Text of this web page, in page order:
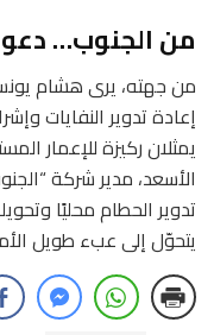
من الجنوب…
من جهته، يرى هشام
إعادة تدوير النفايات
يمثلان ركيزة للإعمار
الأسعد، مدير شركة
تدوير الحطام محليًا
يتحوّل إلى عبء طويل